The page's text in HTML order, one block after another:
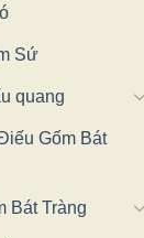
Sứ
quang
Gốm Bát
Bát Tràng